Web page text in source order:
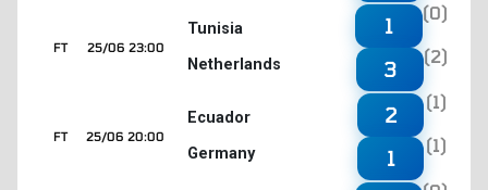
25/06 23:00
FT
Tunisia
Netherlands
1
(0)
3
(2)
25/06 20:00
FT
Ecuador
Germany
2
(1)
1
(1)